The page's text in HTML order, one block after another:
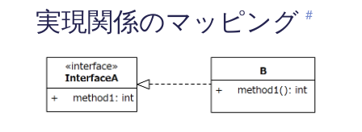
実現関係のマッピング #